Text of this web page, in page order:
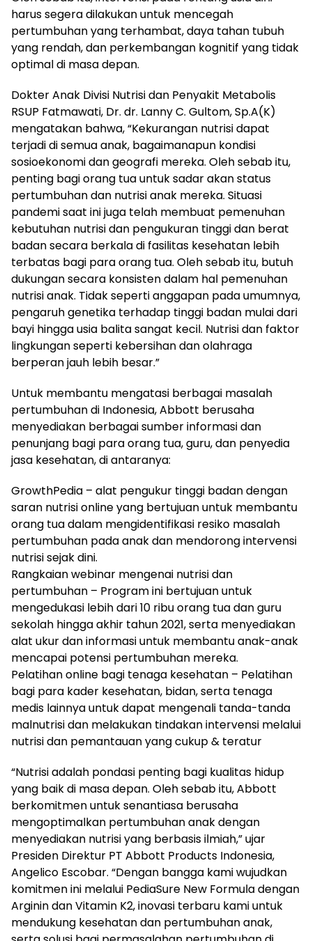
harus segera dilakukan untuk mencegah
pertumbuhan yang terhambat, daya tahan tubuh
yang rendah, dan perkembangan kognitif yang tidak
optimal di masa depan.
Dokter Anak Divisi Nutrisi dan Penyakit Metabolis
RSUP Fatmawati, Dr. dr. Lanny C. Gultom, Sp.A(K)
mengatakan bahwa, “Kekurangan nutrisi dapat
terjadi di semua anak, bagaimanapun kondisi
sosioekonomi dan geografi mereka. Oleh sebab itu,
penting bagi orang tua untuk sadar akan status
pertumbuhan dan nutrisi anak mereka. Situasi
pandemi saat ini juga telah membuat pemenuhan
kebutuhan nutrisi dan pengukuran tinggi dan berat
badan secara berkala di fasilitas kesehatan lebih
terbatas bagi para orang tua. Oleh sebab itu, butuh
dukungan secara konsisten dalam hal pemenuhan
nutrisi anak. Tidak seperti anggapan pada umumnya,
pengaruh genetika terhadap tinggi badan mulai dari
bayi hingga usia balita sangat kecil. Nutrisi dan faktor
lingkungan seperti kebersihan dan olahraga
berperan jauh lebih besar.”
Untuk membantu mengatasi berbagai masalah
pertumbuhan di Indonesia, Abbott berusaha
menyediakan berbagai sumber informasi dan
penunjang bagi para orang tua, guru, dan penyedia
jasa kesehatan, di antaranya:
GrowthPedia – alat pengukur tinggi badan dengan
saran nutrisi online yang bertujuan untuk membantu
orang tua dalam mengidentifikasi resiko masalah
pertumbuhan pada anak dan mendorong intervensi
nutrisi sejak dini.
Rangkaian webinar mengenai nutrisi dan
pertumbuhan – Program ini bertujuan untuk
mengedukasi lebih dari 10 ribu orang tua dan guru
sekolah hingga akhir tahun 2021, serta menyediakan
alat ukur dan informasi untuk membantu anak-anak
mencapai potensi pertumbuhan mereka.
Pelatihan online bagi tenaga kesehatan – Pelatihan
bagi para kader kesehatan, bidan, serta tenaga
medis lainnya untuk dapat mengenali tanda-tanda
malnutrisi dan melakukan tindakan intervensi melalui
nutrisi dan pemantauan yang cukup & teratur
“Nutrisi adalah pondasi penting bagi kualitas hidup
yang baik di masa depan. Oleh sebab itu, Abbott
berkomitmen untuk senantiasa berusaha
mengoptimalkan pertumbuhan anak dengan
menyediakan nutrisi yang berbasis ilmiah,” ujar
Presiden Direktur PT Abbott Products Indonesia,
Angelico Escobar. “Dengan bangga kami wujudkan
komitmen ini melalui PediaSure New Formula dengan
Arginin dan Vitamin K2, inovasi terbaru kami untuk
mendukung kesehatan dan pertumbuhan anak,